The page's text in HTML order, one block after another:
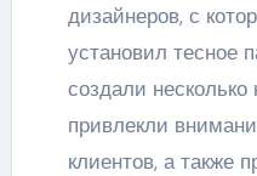
дизайнеров, с
установил тесное
создали несколько
привлекли
клиентов, а также